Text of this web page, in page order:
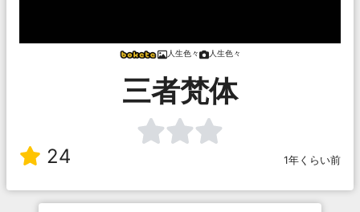
人生色々 人生色々
三者梵体
24 1年くらい前